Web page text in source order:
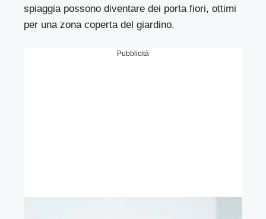
spiaggia possono diventare dei porta fiori, ottimi
per una zona coperta del giardino.
Pubblicità